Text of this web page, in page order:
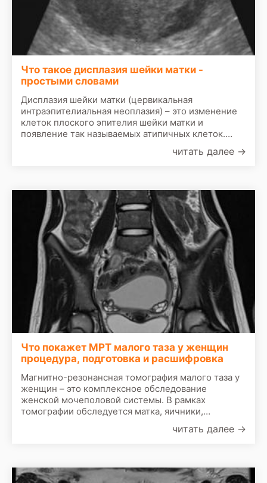
Что такое дисплазия шейки матки -
простыми словами
Дисплазия шейки матки (цервикальная
интраэпителиальная неоплазия) – это изменение
клеток плоского эпителия шейки матки и
появление так называемых атипичных клеток.
самое, что рак шейки матки, однако если их не
матки в будущем.
читать далее →
Что покажет МРТ малого таза у женщин
процедура, подготовка и расшифровка
Магнитно-резонансная томография малого таза у
женщин – это комплексное обследование
женской мочеполовой системы. В рамках
томографии обследуется матка, яичники,
придатки, часть прямой кишки, мочевой пузырь.
читать далее →